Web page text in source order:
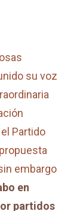
su voz
Partido
embargo
en
partidos